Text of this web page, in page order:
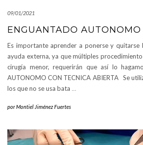
09/01/2021
ENGUANTADO AUTONOMO
Es importante aprender a ponerse y quitarse
ayuda externa, ya que múltiples
cirugía menor, requerirán que así lo
AUTONOMO CON TECNICA ABIERTA Se
los que no se usa bata …
porMontiel Jiménez Fuertes